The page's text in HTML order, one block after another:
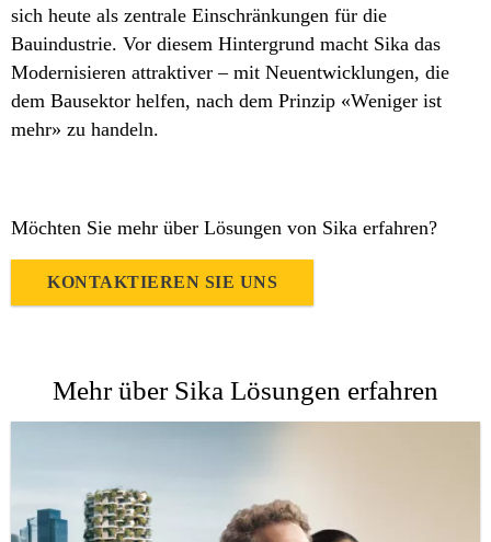
sich heute als zentrale Einschränkungen für die
Bauindustrie. Vor diesem Hintergrund macht Sika das
Modernisieren attraktiver – mit Neuentwicklungen, die
dem Bausektor helfen, nach dem Prinzip «Weniger ist
mehr» zu handeln.
Möchten Sie mehr über Lösungen von Sika erfahren?
KONTAKTIEREN SIE UNS
Mehr über Sika Lösungen erfahren